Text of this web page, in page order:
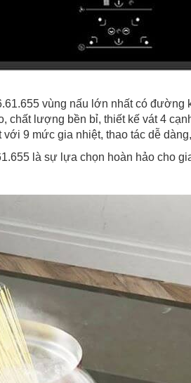
vùng nấu lớn nhất có
chất lượng bền bỉ, thiết kế vát 4
9 mức gia nhiệt, thao tác dễ
là sự lựa chọn hoàn hảo cho